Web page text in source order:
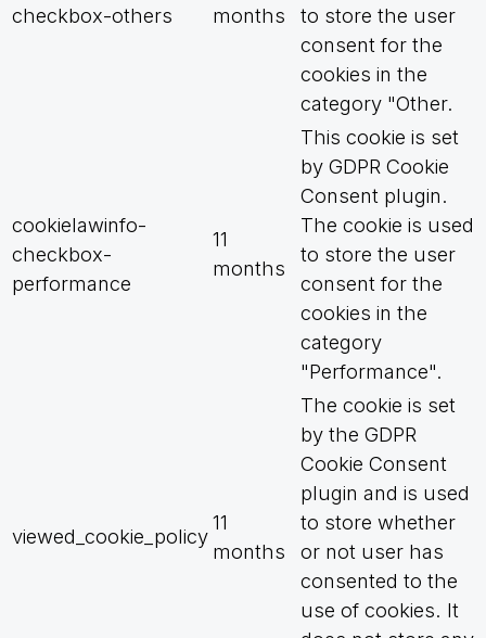
checkbox-others
months
to store the user
consent for the
cookies in the
category "Other.
cookielawinfo-
checkbox-
performance
11
months
This cookie is set
by GDPR Cookie
Consent plugin.
The cookie is used
to store the user
consent for the
cookies in the
category
"Performance".
viewed_cookie_policy
11
months
The cookie is set
by the GDPR
Cookie Consent
plugin and is used
to store whether
or not user has
consented to the
use of cookies. It